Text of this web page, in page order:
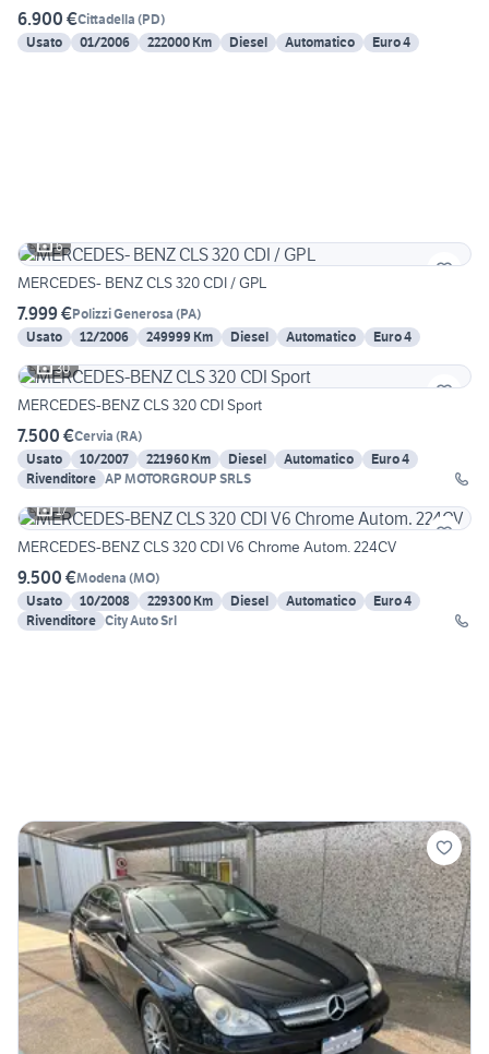
6.900 €Cittadella (PD)
Usato
01/2006 222000 Km Diesel Automatico Euro 4
6
MERCEDES- BENZ CLS 320 CDI / GPL
7.999 €Polizzi Generosa (PA)
Usato
12/2006 249999 Km Diesel Automatico
Euro 4
30
MERCEDES-BENZ CLS 320 CDI Sport
7.500 €Cervia (RA)
Usato
10/2007 221960 Km Diesel Automatico
Euro 4
Rivenditore AP MOTORGROUP SRLS
17
MERCEDES-BENZ CLS 320 CDI V6 Chrome Autom. 224CV
9.500 €Modena (MO)
Usato
10/2008 229300 Km Diesel Automatico
Euro 4
Rivenditore City Auto Srl